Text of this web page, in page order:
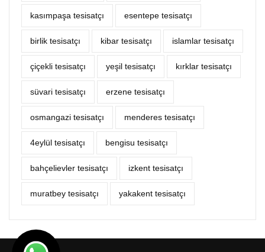
kasımpaşa tesisatçı esentepe tesisatçı
birlik tesisatçı kibar tesisatçı islamlar tesisatçı
çiçekli tesisatçı yeşil tesisatçı kırklar tesisatçı
süvari tesisatçı erzene tesisatçı
osmangazi tesisatçı menderes tesisatçı
4eylül tesisatçı bengisu tesisatçı
bahçelievler tesisatçı izkent tesisatçı
muratbey tesisatçı yakakent tesisatçı